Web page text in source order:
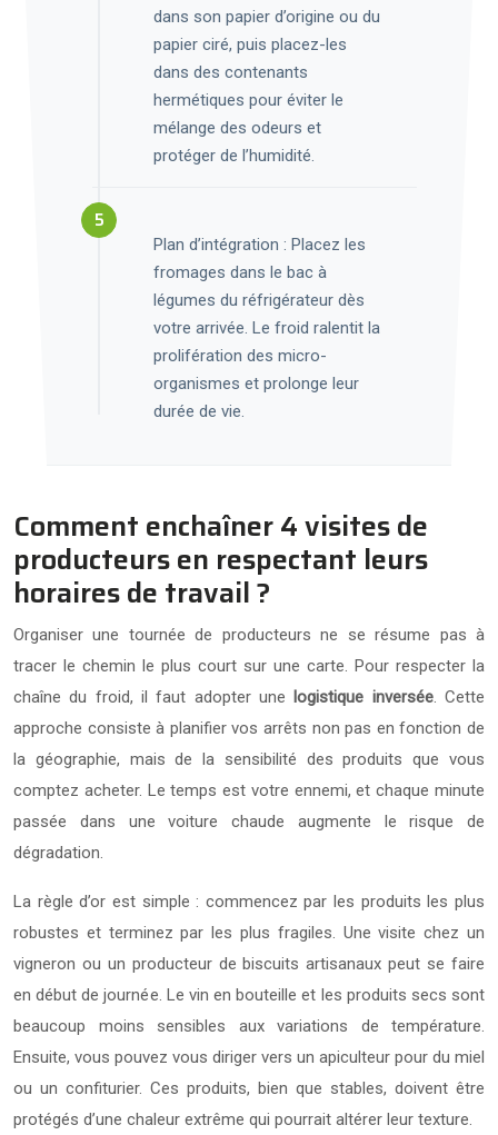
dans son papier d’origine ou du
papier ciré, puis placez-les
dans des contenants
hermétiques pour éviter le
mélange des odeurs et
protéger de l’humidité.
Plan d’intégration : Placez les
fromages dans le bac à
légumes du réfrigérateur dès
votre arrivée. Le froid ralentit la
prolifération des micro-
organismes et prolonge leur
durée de vie.
Comment enchaîner 4 visites de
producteurs en respectant leurs
horaires de travail ?
Organiser une tournée de producteurs ne se résume pas à
tracer le chemin le plus court sur une carte. Pour respecter la
chaîne du froid, il faut adopter une logistique inversée. Cette
approche consiste à planifier vos arrêts non pas en fonction de
la géographie, mais de la sensibilité des produits que vous
comptez acheter. Le temps est votre ennemi, et chaque minute
passée dans une voiture chaude augmente le risque de
dégradation.
La règle d’or est simple : commencez par les produits les plus
robustes et terminez par les plus fragiles. Une visite chez un
vigneron ou un producteur de biscuits artisanaux peut se faire
en début de journée. Le vin en bouteille et les produits secs sont
beaucoup moins sensibles aux variations de température.
Ensuite, vous pouvez vous diriger vers un apiculteur pour du miel
ou un confiturier. Ces produits, bien que stables, doivent être
protégés d’une chaleur extrême qui pourrait altérer leur texture.